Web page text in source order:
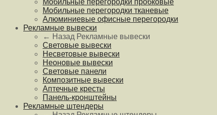
Мобильные перегородки тканевые
Алюминиевые офисные перегородки
Рекламные вывески
← Назад Рекламные вывески
Световые вывески
Несветовые вывески
Неоновые вывески
Световые панели
Композитные вывески
Аптечные кресты
Панель-кронштейны
Рекламные штендеры